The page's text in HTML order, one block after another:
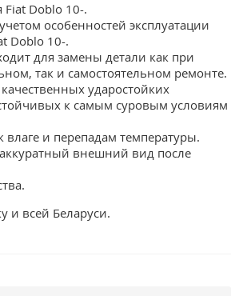
Doblo 10-.
особенностей эксплуатации
Doblo 10-.
для замены детали как при
так и самостоятельном ремонте.
ударостойких
к самым суровым условиям
влаге и перепадам температуры.
внешний вид после
и всей Беларуси.